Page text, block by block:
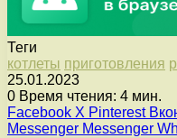
Теги
котлеты приготовления
25.01.2023
0 Время чтения: 4 мин.
Facebook X Pinterest
Messenger Messenger